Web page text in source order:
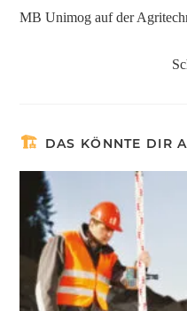
MB Unimog auf der
DAS KÖNNTE DIR